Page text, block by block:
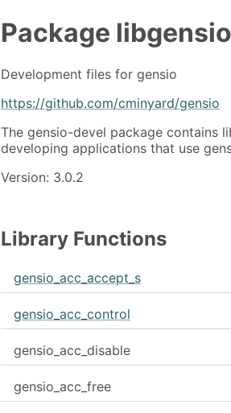
Package
Development files for gensio
https://github.com/cminyard/gensio
The gensio-devel package contains
developing applications that use
Version: 3.0.2
Library Functions
gensio_acc_accept_s
gensio_acc_control
gensio_acc_disable
gensio_acc_free